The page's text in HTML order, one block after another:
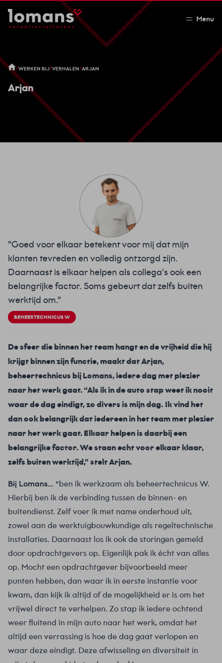
Menu
/WERKEN BIJ/VERHALEN/ARJAN
Arjan
"Goed voor elkaar betekent voor mij dat mijn
klanten tevreden en volledig ontzorgd zijn.
Daarnaast is elkaar helpen als collega's ook een
belangrijke factor. Soms gebeurt dat zelfs buiten
werktijd om."
BEHEERTECHNICUS W
De sfeer die binnen het team hangt en de vrijheid die hij
krijgt binnen zijn functie, maakt dat Arjan,
beheertechnicus bij Lomans, iedere dag met plezier
naar het werk gaat. “Als ik in de auto stap weet ik nooit
waar de dag eindigt, zo divers is mijn dag. Ik vind het
dan ook belangrijk dat iedereen in het team met plezier
naar het werk gaat. Elkaar helpen is daarbij een
belangrijke factor. We staan echt voor elkaar klaar,
zelfs buiten werktijd,” stelt Arjan.
Bij Lomans… “ben ik werkzaam als beheertechnicus W.
Hierbij ben ik de verbinding tussen de binnen- en
buitendienst. Zelf voer ik met name onderhoud uit,
zowel aan de werktuigbouwkundige als regeltechnische
installaties. Daarnaast los ik ook de storingen gemeld
door opdrachtgevers op. Eigenlijk pak ik écht van alles
op. Mocht een opdrachtgever bijvoorbeeld meer
punten hebben, dan waar ik in eerste instantie voor
kwam, dan kijk ik altijd of de mogelijkheid er is om het
vrijwel direct te verhelpen. Zo stap ik iedere ochtend
weer fluitend in mijn auto naar het werk, omdat het
altijd een verrassing is hoe de dag gaat verlopen en
waar deze eindigt. Deze afwisseling en diversiteit in